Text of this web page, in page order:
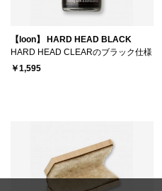
【loon】 HARD HEAD BLACK
HARD HEAD CLEARのブラック仕様
￥1,595